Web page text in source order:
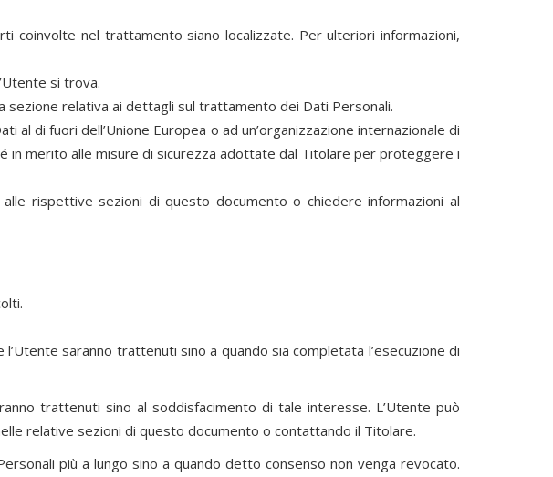
nel trattamento siano localizzate. Per ulteriori informazioni,
si trova.
relativa ai dettagli sul trattamento dei Dati Personali.
di fuori dell’Unione Europea o ad un’organizzazione internazionale di
in merito alle misure di sicurezza adottate dal Titolare per proteggere i
rispettive sezioni di questo documento o chiedere informazioni al
saranno trattenuti sino a quando sia completata l’esecuzione di
trattenuti sino al soddisfacimento di tale interesse. L’Utente può
relative sezioni di questo documento o contattando il Titolare.
più a lungo sino a quando detto consenso non venga revocato.